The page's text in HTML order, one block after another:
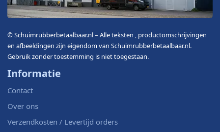
© Schuimrubberbetaalbaar.nl – Alle teksten , productomschrijvingen
en afbeeldingen zijn eigendom van Schuimrubberbetaalbaar.nl.
Gebruik zonder toestemming is niet toegestaan.
Informatie
Contact
Over ons
Verzendkosten / Levertijd orders